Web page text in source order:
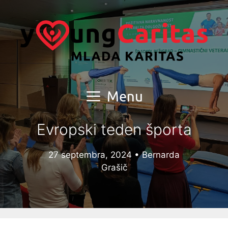
content
Menu
Evropski teden športa
27 septembra, 2024 •Bernarda
Grašič